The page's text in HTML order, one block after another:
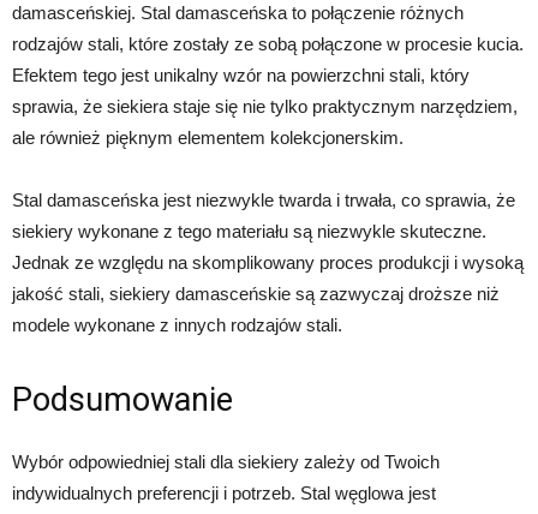
damasceńskiej. Stal damasceńska to połączenie różnych
rodzajów stali, które zostały ze sobą połączone w procesie kucia.
Efektem tego jest unikalny wzór na powierzchni stali, który
sprawia, że ​​siekiera staje się nie tylko praktycznym narzędziem,
ale również pięknym elementem kolekcjonerskim.
Stal damasceńska jest niezwykle twarda i trwała, co sprawia, że ​​
siekiery wykonane z tego materiału są niezwykle skuteczne.
Jednak ze względu na skomplikowany proces produkcji i wysoką
jakość stali, siekiery damasceńskie są zazwyczaj droższe niż
modele wykonane z innych rodzajów stali.
Podsumowanie
Wybór odpowiedniej stali dla siekiery zależy od Twoich
indywidualnych preferencji i potrzeb. Stal węglowa jest